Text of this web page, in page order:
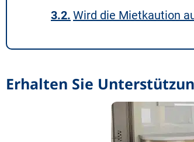
Wird die Mietkaution
Erhalten Sie